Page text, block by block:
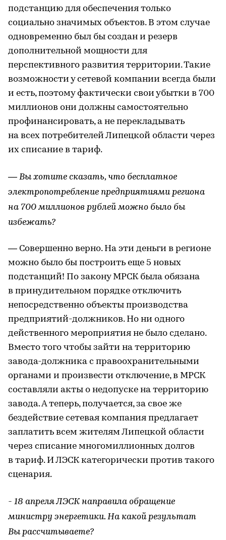
подстанцию для обеспечения только
социально значимых объектов. В этом случае
одновременно был бы создан и резерв
дополнительной мощности для
перспективного развития территории. Такие
возможности у сетевой компании всегда были
и есть, поэтому фактически свои убытки в 700
миллионов они должны самостоятельно
профинансировать, а не перекладывать
на всех потребителей Липецкой области через
их списание в тариф.
— Вы хотите сказать, что бесплатное
электропотребление предприятиями региона
на 700 миллионов рублей можно было бы
избежать?
— Совершенно верно. На эти деньги в регионе
можно было бы построить еще 5 новых
подстанций! По закону МРСК была обязана
в принудительном порядке отключить
непосредственно объекты производства
предприятий-должников. Но ни одного
действенного мероприятия не было сделано.
Вместо того чтобы зайти на территорию
завода-должника с правоохранительными
органами и произвести отключение, в МРСК
составляли акты о недопуске на территорию
завода. А теперь, получается, за свое же
бездействие сетевая компания предлагает
заплатить всем жителям Липецкой области
через списание многомиллионных долгов
в тариф. И ЛЭСК категорически против такого
сценария.
- 18 апреля ЛЭСК направила обращение
министру энергетики. На какой результат
Вы рассчитываете?